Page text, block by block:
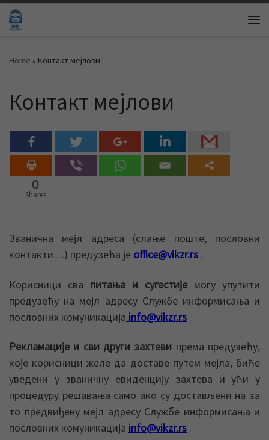
Skip to content
Home » Контакт мејлови
Контакт мејлови
0
Shares
Званична мејл адреса (слање поште, пословни
контакти…) предузећа је office@vikzr.rs .
Корисници сва питања и сугестије могу упутити
предузећу на мејл адресу Службе информисања и
пословних комуникација info@vikzr.rs .
Рекламације и сви други захтеви према предузећу,
које корисници желе да доставе путем мејла, биће
уведени у званичну евиденцију захтева и ући у
процедуру решавања само ако су достављени на за
то предвиђену мејл адресу Службе информисања и
пословних комуникација info@vikzr.rs .